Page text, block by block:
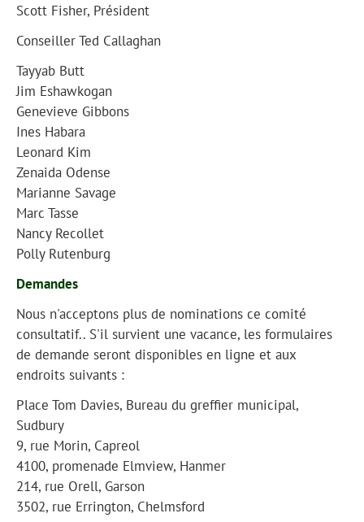
Scott Fisher, Président
Conseiller Ted Callaghan
Tayyab Butt
Jim Eshawkogan
Genevieve Gibbons
Ines Habara
Leonard Kim
Zenaida Odense
Marianne Savage
Marc Tasse
Nancy Recollet
Polly Rutenburg
Demandes
Nous n'acceptons plus de nominations ce comité
consultatif.. S'il survient une vacance, les formulaires
de demande seront disponibles en ligne et aux
endroits suivants :
Place Tom Davies, Bureau du greffier municipal,
Sudbury
9, rue Morin, Capreol
4100, promenade Elmview, Hanmer
214, rue Orell, Garson
3502, rue Errington, Chelmsford